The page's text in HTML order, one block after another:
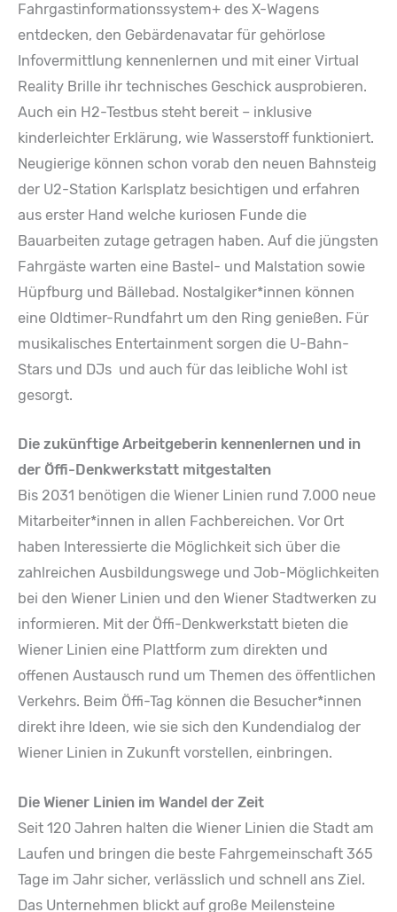
Fahrgastinformationssystem+ des X-Wagens
entdecken, den Gebärdenavatar für gehörlose
Infovermittlung kennenlernen und mit einer Virtual
Reality Brille ihr technisches Geschick ausprobieren.
Auch ein H2-Testbus steht bereit – inklusive
kinderleichter Erklärung, wie Wasserstoff funktioniert.
Neugierige können schon vorab den neuen Bahnsteig
der U2-Station Karlsplatz besichtigen und erfahren
aus erster Hand welche kuriosen Funde die
Bauarbeiten zutage getragen haben. Auf die jüngsten
Fahrgäste warten eine Bastel- und Malstation sowie
Hüpfburg und Bällebad. Nostalgiker*innen können
eine Oldtimer-Rundfahrt um den Ring genießen. Für
musikalisches Entertainment sorgen die U-Bahn-
Stars und DJs und auch für das leibliche Wohl ist
gesorgt.
Die zukünftige Arbeitgeberin kennenlernen und in
der Öffi-Denkwerkstatt mitgestalten
Bis 2031 benötigen die Wiener Linien rund 7.000 neue
Mitarbeiter*innen in allen Fachbereichen. Vor Ort
haben Interessierte die Möglichkeit sich über die
zahlreichen Ausbildungswege und Job-Möglichkeiten
bei den Wiener Linien und den Wiener Stadtwerken zu
informieren. Mit der Öffi-Denkwerkstatt bieten die
Wiener Linien eine Plattform zum direkten und
offenen Austausch rund um Themen des öffentlichen
Verkehrs. Beim Öffi-Tag können die Besucher*innen
direkt ihre Ideen, wie sie sich den Kundendialog der
Wiener Linien in Zukunft vorstellen, einbringen.
Die Wiener Linien im Wandel der Zeit
Seit 120 Jahren halten die Wiener Linien die Stadt am
Laufen und bringen die beste Fahrgemeinschaft 365
Tage im Jahr sicher, verlässlich und schnell ans Ziel.
Das Unternehmen blickt auf große Meilensteine